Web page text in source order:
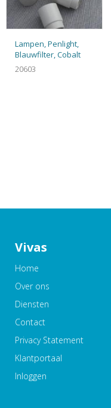
Lampen, Penlight,
Blauwfilter, Cobalt
20603
Vivas
Home
Over ons
Diensten
Contact
Privacy Statement
Klantportaal
Inloggen